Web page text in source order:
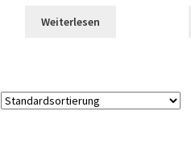
Weiterlesen